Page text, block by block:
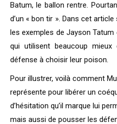
Batum, le ballon rentre.
d’un « bon tir ». Dans cet article
les exemples de Jayson Tatum
qui utilisent beaucoup
défense à choisir leur poison.
Pour illustrer, voilà comment
représente pour libérer un
d’hésitation qu’il marque lui
mais aussi de pousser les